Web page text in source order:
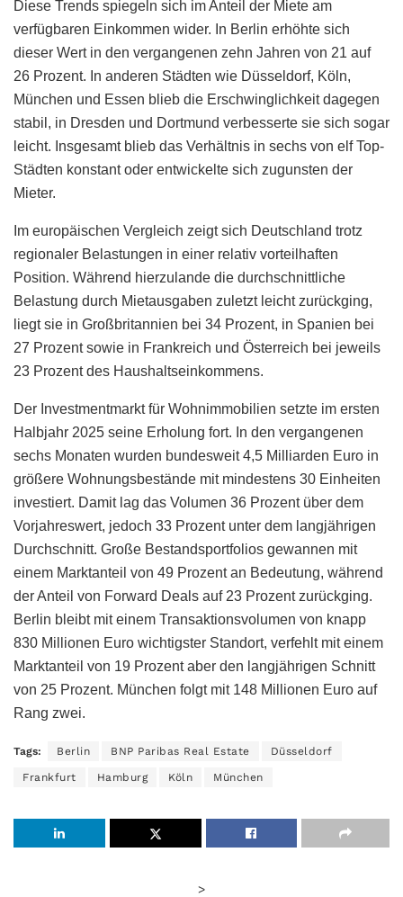
Diese Trends spiegeln sich im Anteil der Miete am
verfügbaren Einkommen wider. In Berlin erhöhte sich
dieser Wert in den vergangenen zehn Jahren von 21 auf
26 Prozent. In anderen Städten wie Düsseldorf, Köln,
München und Essen blieb die Erschwinglichkeit dagegen
stabil, in Dresden und Dortmund verbesserte sie sich sogar
leicht. Insgesamt blieb das Verhältnis in sechs von elf Top-
Städten konstant oder entwickelte sich zugunsten der
Mieter.
Im europäischen Vergleich zeigt sich Deutschland trotz
regionaler Belastungen in einer relativ vorteilhaften
Position. Während hierzulande die durchschnittliche
Belastung durch Mietausgaben zuletzt leicht zurückging,
liegt sie in Großbritannien bei 34 Prozent, in Spanien bei
27 Prozent sowie in Frankreich und Österreich bei jeweils
23 Prozent des Haushaltseinkommens.
Der Investmentmarkt für Wohnimmobilien setzte im ersten
Halbjahr 2025 seine Erholung fort. In den vergangenen
sechs Monaten wurden bundesweit 4,5 Milliarden Euro in
größere Wohnungsbestände mit mindestens 30 Einheiten
investiert. Damit lag das Volumen 36 Prozent über dem
Vorjahreswert, jedoch 33 Prozent unter dem langjährigen
Durchschnitt. Große Bestandsportfolios gewannen mit
einem Marktanteil von 49 Prozent an Bedeutung, während
der Anteil von Forward Deals auf 23 Prozent zurückging.
Berlin bleibt mit einem Transaktionsvolumen von knapp
830 Millionen Euro wichtigster Standort, verfehlt mit einem
Marktanteil von 19 Prozent aber den langjährigen Schnitt
von 25 Prozent. München folgt mit 148 Millionen Euro auf
Rang zwei.
Tags: Berlin BNP Paribas Real Estate Düsseldorf
Frankfurt Hamburg Köln München
>